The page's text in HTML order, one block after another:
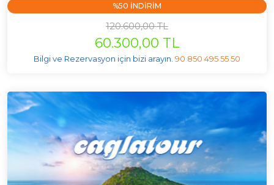
%50 INDIRIM
120.600,00 TL
60.300,00 TL
Bilgi ve Rezervasyon için bizi arayın. 90 850 495 55 50